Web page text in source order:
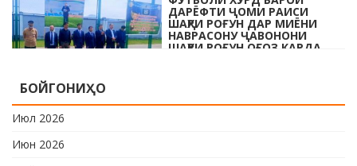
ДАРЁФТИ ҶОМИ РАИСИ
ШАҲРИ РОҒУН ДАР МИЁНИ
НАВРАСОНУ ҶАВОНОНИ
ШАҲРИ РОҒУН ОҒОЗ КАРДА
ҷаҳонии футбол бо иштироки 10
БОЙГОНИҲО
Июл 2026
Июн 2026